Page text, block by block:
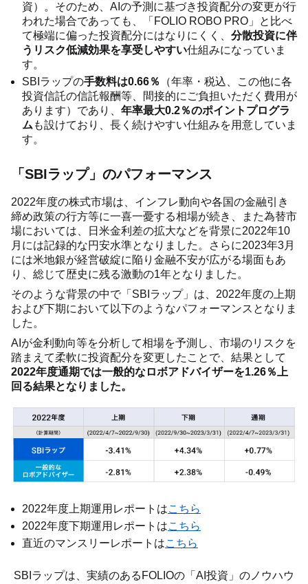
資）。そのため、AIの予測に基づき投資配分の変更が行
われた場合であっても、「FOLIO ROBO PRO」と比べ
て極端に偏った投資配分にはなりにくく、 分散投資に伴
うリスク低減効果を享受しやすい仕組みになっていま
す。
SBIラップの手数料は0.66％
（年率・税込、この他に各
投資信託の信託報酬等、間接的にご負担いただく費用が
あります）であり、 年率最大0.2％のポイントプログラ
ム も設けており、長く続けやすい仕組みを用意していま
す。
「SBIラップ」のパフォーマンス
2022年度の株式市場は、インフレ動向や各国の金融引き
締め政策の行方等に一喜一憂する相場が続き、また為替市
場においては、日米金利差の拡大などを背景に2022年10
月には記録的な円安水準となりました。さらに2023年3月
には米地銀が経営破綻に陥り金融不安が広がる場面もあ
り、総じて歴史に残る激動の1年となりました。
そのような背景の中で「SBIラップ」は、2022年度の上期
および下期において以下のようなパフォーマンスとなりま
した。
AIが金利動向等を分析して相場を予測し、市場のリスクを
踏まえて柔軟に投資配分を変更したことで、結果として
2022年度通期では一般的なロボアドバイザーを1.26％上
回る結果となりました。
2022年度上期運用レポートはこちら
2022年度下期運用レポートはこちら
直近のマンスリーレポートはこちら
SBIラップは、実績のあるFOLIOの「AI投資」のノウハウ